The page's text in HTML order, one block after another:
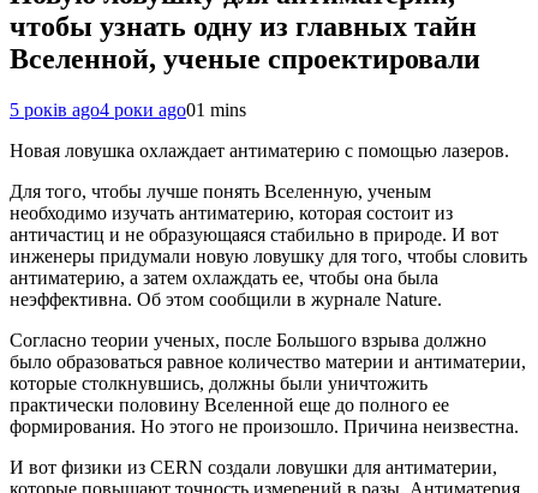
чтобы узнать одну из главных тайн
Вселенной, ученые спроектировали
5 років ago4 роки ago01 mins
Новая ловушка охлаждает антиматерию с помощью лазеров.
Для того, чтобы лучше понять Вселенную, ученым
необходимо изучать антиматерию, которая состоит из
античастиц и не образующаяся стабильно в природе. И вот
инженеры придумали новую ловушку для того, чтобы словить
антиматерию, а затем охлаждать ее, чтобы она была
неэффективна. Об этом сообщили в журнале Nature.
Согласно теории ученых, после Большого взрыва должно
было образоваться равное количество материи и антиматерии,
которые столкнувшись, должны были уничтожить
практически половину Вселенной еще до полного ее
формирования. Но этого не произошло. Причина неизвестна.
И вот физики из CERN создали ловушки для антиматерии,
которые повышают точность измерений в разы. Антиматерия